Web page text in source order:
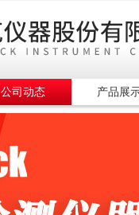
公司动态 产品展